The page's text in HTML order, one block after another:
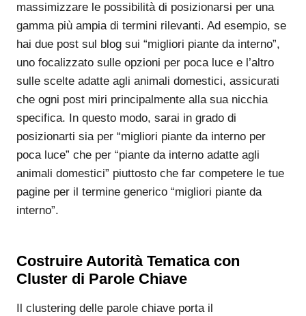
massimizzare le possibilità di posizionarsi per una
gamma più ampia di termini rilevanti. Ad esempio, se
hai due post sul blog sui “migliori piante da interno”,
uno focalizzato sulle opzioni per poca luce e l’altro
sulle scelte adatte agli animali domestici, assicurati
che ogni post miri principalmente alla sua nicchia
specifica. In questo modo, sarai in grado di
posizionarti sia per “migliori piante da interno per
poca luce” che per “piante da interno adatte agli
animali domestici” piuttosto che far competere le tue
pagine per il termine generico “migliori piante da
interno”.
Costruire Autorità Tematica con
Cluster di Parole Chiave
Il clustering delle parole chiave porta il